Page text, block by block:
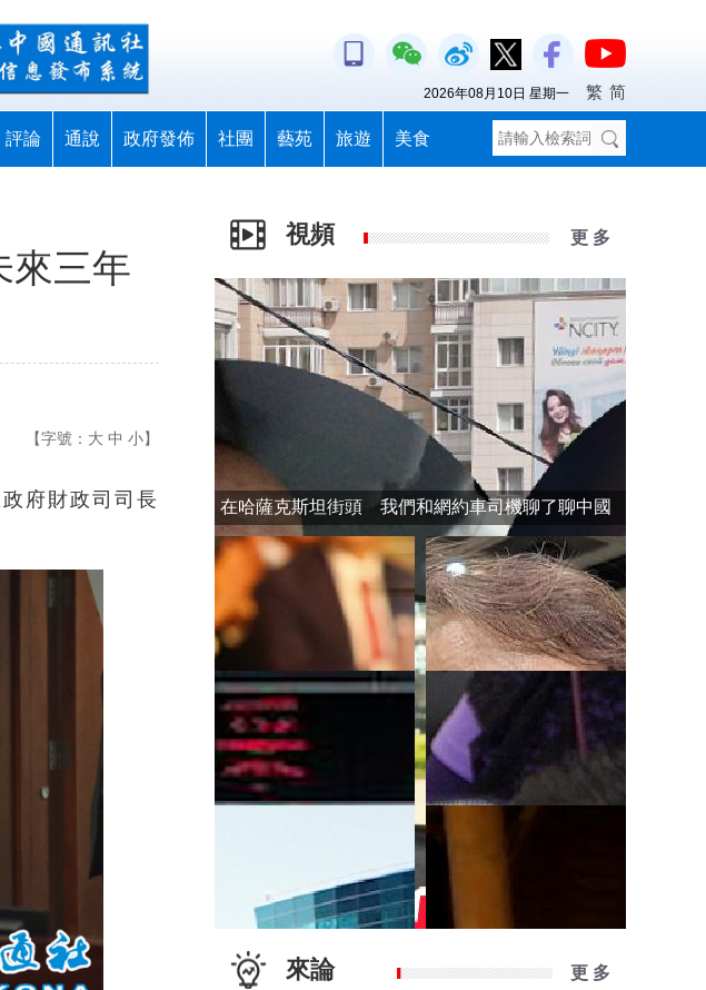
評論 通說 政府發佈 社團 藝苑 旅遊 美食
2026年08月10日 星期一 繁 简
來三年
【字號： 大 中 小】
府財政司司長
視頻 更 多
在哈薩克斯坦街頭 我們和網約車司機聊了聊中國
來論 更 多